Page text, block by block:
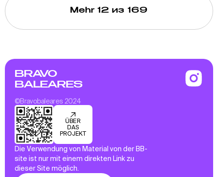
Mehr 12 из 169
BRAVO
BALEARES
©Bravobaleares 2024
ÜBER
DAS
PROJEKT
Die Verwendung von Material von der BB-
site ist nur mit einem direkten Link zu
dieser Site möglich.